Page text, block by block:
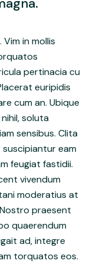
in mollis
pertinacia cu
euripidis
cum an. Ubique
soluta
sensibus. Clita
eam
feugiat fastidii.
vivendum
moderatius at
praesent
quaerendum
ad, integre
torquatos eos.